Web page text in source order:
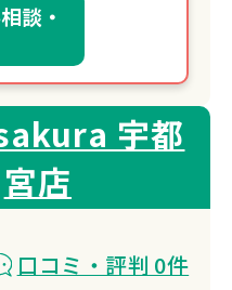
談・
宇都
宮店
口コミ・評判 0件